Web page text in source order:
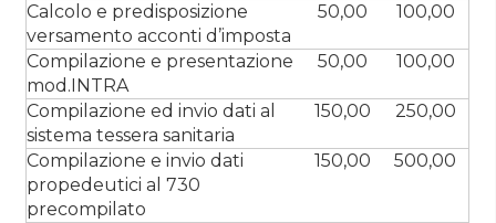
Calcolo e predisposizione
versamento acconti d’imposta
50,00 100,00
Compilazione e presentazione
mod.INTRA
50,00 100,00
Compilazione ed invio dati al
sistema tessera sanitaria
150,00 250,00
Compilazione e invio dati
propedeutici al 730
precompilato
150,00 500,00